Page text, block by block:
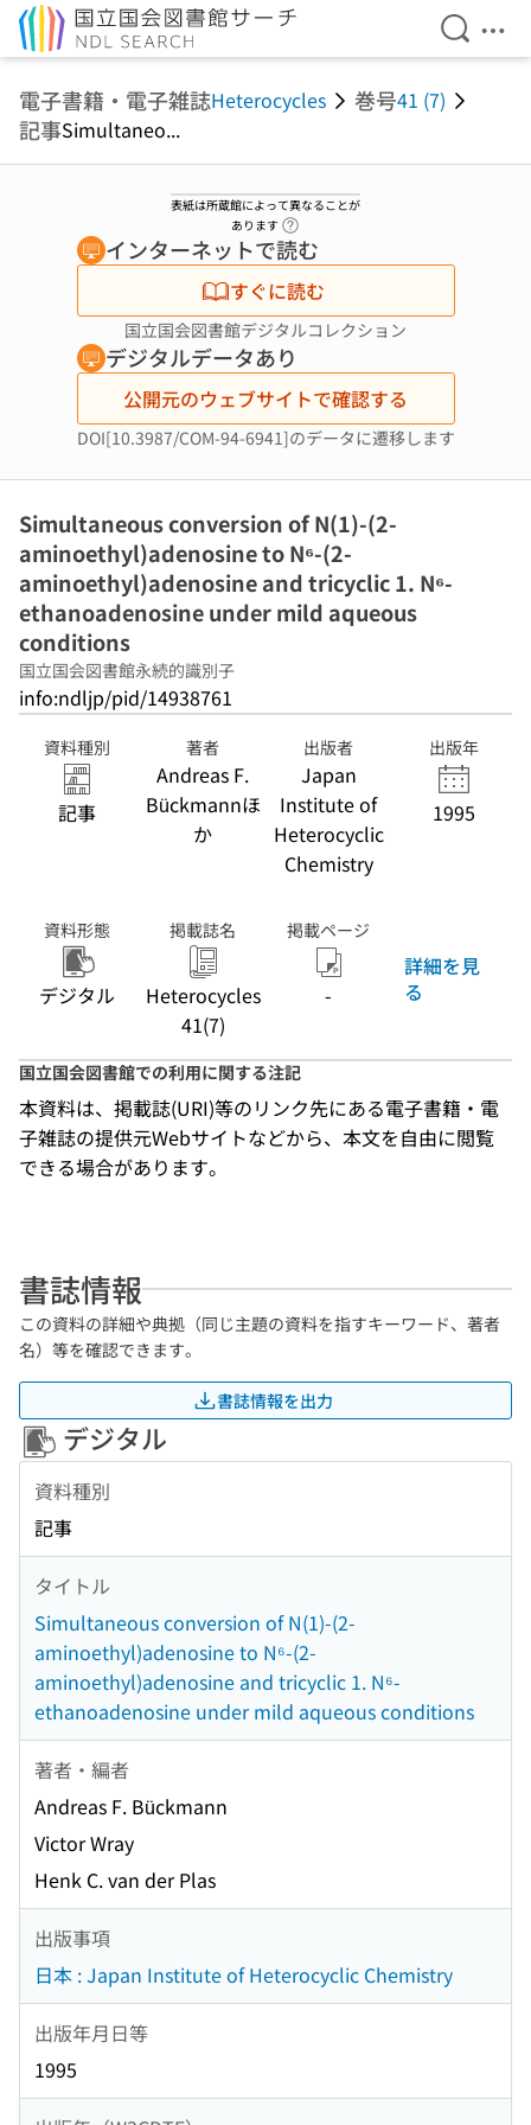
検索を
メ
電子書籍・電子雑誌Heterocycles 巻号41 (7)
記事Simultaneo...
表紙は所蔵館によって異なることが
あります
インターネットで読む
すぐに読む
国立国会図書館デジタルコレクション
デジタルデータあり
公開元のウェブサイトで確認する
DOI[10.3987/COM-94-6941]のデータに遷移します
Simultaneous conversion of N(1)-(2-
aminoethyl)adenosine to N⁶-(2-
aminoethyl)adenosine and tricyclic 1. N⁶-
ethanoadenosine under mild aqueous
conditions
国立国会図書館永続的識別子
info:ndljp/pid/14938761
資料種別
記事
著者
Andreas F.
Bückmannほ
か
出版者
Japan
Institute of
Heterocyclic
Chemistry
出版年
1995
資料形態
デジタル
掲載誌名
Heterocycles
41(7)
掲載ページ
-
詳細を見
る
国立国会図書館での利用に関する注記
本資料は、掲載誌(URI)等のリンク先にある電子書籍・電
子雑誌の提供元Webサイトなどから、本文を自由に閲覧
できる場合があります。
書誌情報
この資料の詳細や典拠（同じ主題の資料を指すキーワード、著者
名）等を確認できます。
書誌情報を出力
デジタル
資料種別
記事
タイトル
Simultaneous conversion of N(1)-(2-
aminoethyl)adenosine to N⁶-(2-
aminoethyl)adenosine and tricyclic 1. N⁶-
ethanoadenosine under mild aqueous conditions
著者・編者
Andreas F. Bückmann
Victor Wray
Henk C. van der Plas
出版事項
日本 : Japan Institute of Heterocyclic Chemistry
出版年月日等
1995